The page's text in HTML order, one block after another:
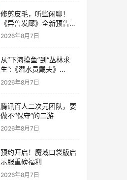
修剪皮毛，听些闲聊！
《异兽发廊》全新预告与
Steam免费试玩公开
2026年8月7日
从“下海摸鱼”到“丛林求
生”:《潜水员戴夫》
DLC《丛林》移动端定档
8月14日
2026年8月7日
腾讯百人二次元团队，要
做不“保守”的二游
2026年8月7日
预约开启！魔域口袋版启
示服重磅福利
2026年8月7日